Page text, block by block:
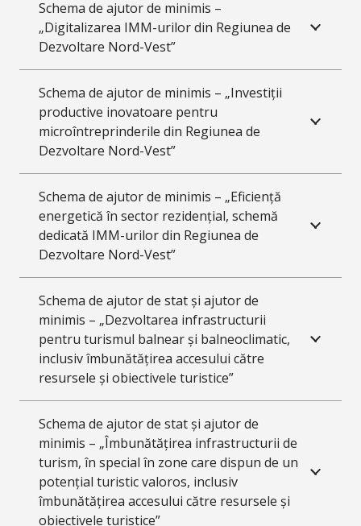
Schema de ajutor de minimis –
„Digitalizarea IMM-urilor din Regiunea de
Dezvoltare Nord-Vest”
Schema de ajutor de minimis – „Investiții
productive inovatoare pentru
microîntreprinderile din Regiunea de
Dezvoltare Nord-Vest”
Schema de ajutor de minimis – „Eficiență
energetică în sector rezidențial, schemă
dedicată IMM-urilor din Regiunea de
Dezvoltare Nord-Vest”
Schema de ajutor de stat și ajutor de
minimis – „Dezvoltarea infrastructurii
pentru turismul balnear și balneoclimatic,
inclusiv îmbunătățirea accesului către
resursele și obiectivele turistice”
Schema de ajutor de stat și ajutor de
minimis – „Îmbunătățirea infrastructurii de
turism, în special în zone care dispun de un
potențial turistic valoros, inclusiv
îmbunătățirea accesului către resursele și
obiectivele turistice”